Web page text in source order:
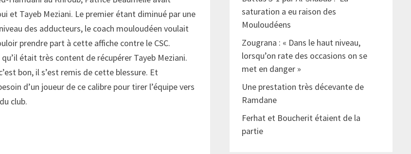
et Tayeb Meziani. Le premier étant diminué par une
des adducteurs, le coach mouloudéen voulait
prendre part à cette affiche contre le CSC.
était très content de récupérer Tayeb Meziani.
bon, il s’est remis de cette blessure. Et
d’un joueur de ce calibre pour tirer l’équipe vers
club.
saturation a eu raison des
Mouloudéens
Zougrana : « Dans le haut niveau,
lorsqu’on rate des occasions on se
met en danger »
Une prestation très décevante de
Ramdane
Ferhat et Boucherit étaient de la
partie